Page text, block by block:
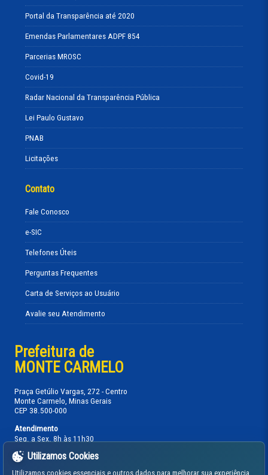
Portal da Transparência até 2020
Emendas Parlamentares ADPF 854
Parcerias MROSC
Covid-19
Radar Nacional da Transparência Pública
Lei Paulo Gustavo
PNAB
Licitações
Contato
Fale Conosco
e-SIC
Telefones Úteis
Perguntas Frequentes
Carta de Serviços ao Usuário
Avalie seu Atendimento
Prefeitura de
MONTE CARMELO
Praça Getúlio Vargas, 272 - Centro
Monte Carmelo, Minas Gerais
CEP 38.500-000
Atendimento
Seg. a Sex. 8h às 11h30
13h30 às 17h
Utilizamos Cookies
Utilizamos cookies essenciais e outros dados para melhorar sua experiência.